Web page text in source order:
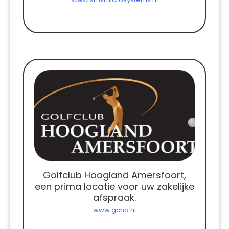
Golfclub Hoogland Amersfoort,
een prima locatie voor uw zakelijke
afspraak.
www.gcha.nl